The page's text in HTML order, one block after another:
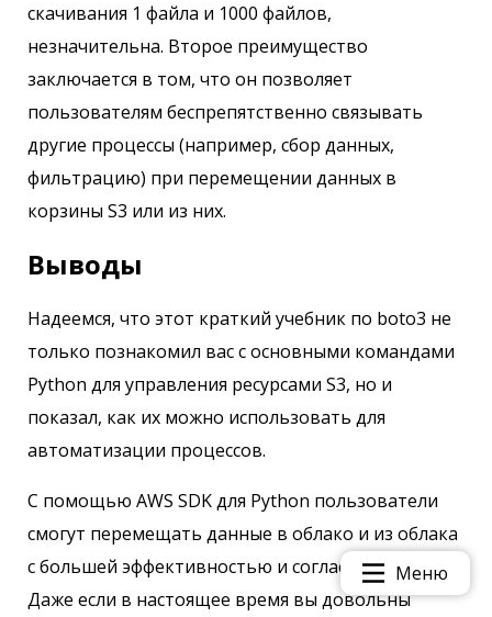
скачивания 1 файла и 1000 файлов,
незначительна. Второе преимущество
заключается в том, что он позволяет
пользователям беспрепятственно связывать
другие процессы (например, сбор данных,
фильтрацию) при перемещении данных в
корзины S3 или из них.
Выводы
Надеемся, что этот краткий учебник по boto3 не
только познакомил вас с основными командами
Python для управления ресурсами S3, но и
показал, как их можно использовать для
автоматизации процессов.
С помощью AWS SDK для Python пользователи
смогут перемещать данные в облако и из облака
с большей эффективностью и согласованностью.
Даже если в настоящее время вы довольны
Меню